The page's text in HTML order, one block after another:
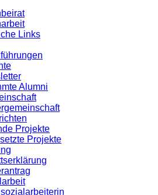
Links
Alumni
Projekte
Projekte